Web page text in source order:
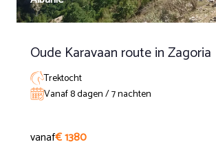
hooggelegen weiden van Fenales.
een adembenemend 360° panorama:
Hoya de Huesca in het zuiden. Daarna
naar de herberg voor de laatste
paardrijden)
Vertrek na het ontbijt. Eventuele transfer
Oude Karavaan route in Zagoria
Trektocht
Vanaf 8 dagen / 7 nachten
vanaf€ 1380